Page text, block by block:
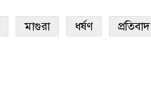
মাগুরা ধর্ষণ প্রতিবাদ